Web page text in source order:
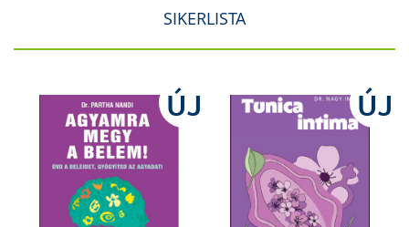
SIKERLISTA
ÚJ ÚJ